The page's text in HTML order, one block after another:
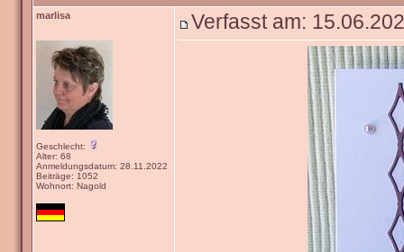
marlisa
Geschlecht:
Alter: 68
Anmeldungsdatum: 28.11.2022
Beiträge: 1052
Wohnort: Nagold
Verfasst am: